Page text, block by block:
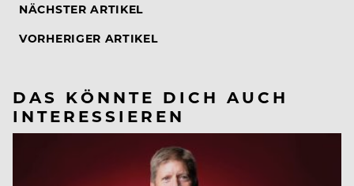
NÄCHSTER ARTIKEL
VORHERIGER ARTIKEL
DAS KÖNNTE DICH AUCH
INTERESSIEREN